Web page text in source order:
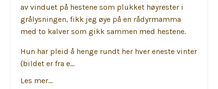
av vinduet på hestene som plukket høyrester i
grålysningen, fikk jeg øye på en rådyrmamma
med to kalver som gikk sammen med hestene.
Hun har pleid å henge rundt her hver eneste vinter
(bildet er fra e...
Les mer...